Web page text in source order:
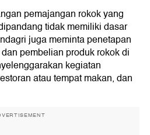
pemajangan rokok yang
tidak memiliki dasar
juga meminta penetapan
pembelian produk rokok di
kegiatan
atau tempat makan, dan